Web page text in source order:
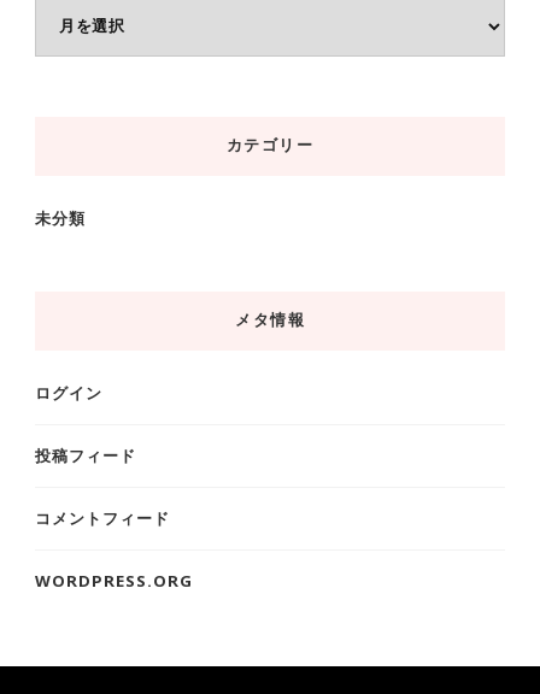
カテゴリー
未分類
メタ情報
ログイン
投稿フィード
コメントフィード
WORDPRESS.ORG